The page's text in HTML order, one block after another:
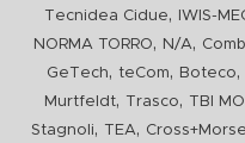
Tecnidea Cidue, IWIS-
NORMA TORRO, N/A,
GeTech, teCom, Boteco,
Murtfeldt, Trasco, TBI
Stagnoli, TEA, Cross+Morse